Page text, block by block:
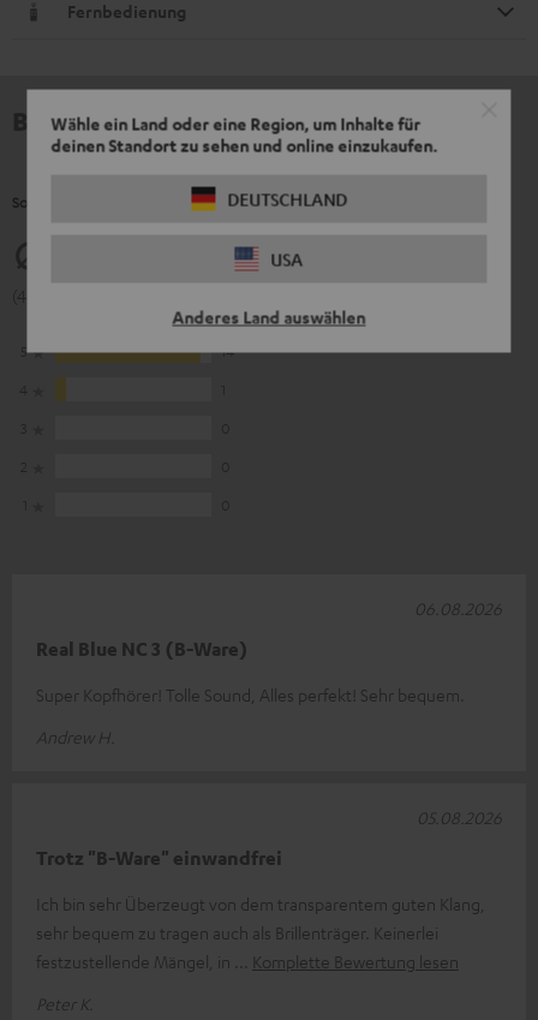
Wähle ein Land oder eine Region, um Inhalte für
deinen Standort zu sehen und online einzukaufen.
DEUTSCHLAND
USA
Anderes Land auswählen
Fernbedienung
Bewertungen
So bewerten Kunden dieses Produkt
5
14
Real Blue NC 3 (B-Ware)
Super Kopfhörer! Tolle Sound, Alles perfekt! Sehr bequem.
Andrew H.
06.08.2026
Trotz "B-Ware" einwandfrei
Ich bin sehr Überzeugt von dem transparentem guten Klang,
sehr bequem zu tragen auch als Brillenträger. Keinerlei
festzustellende Mängel, in
Komplette Bewertung lesen
Peter K.
05.08.2026